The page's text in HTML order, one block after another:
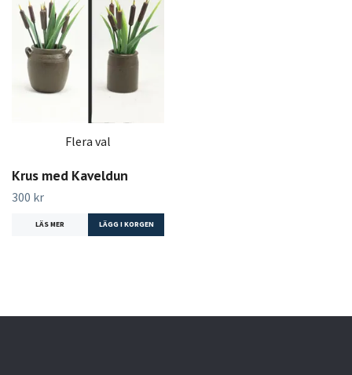
Flera val
Krus med Kaveldun
300 kr
LÄS MER LÄGG I KORGEN